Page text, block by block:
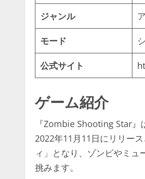
ジャンル
モード
公式サイト
ゲーム紹介
『Zombie Shooting Star
2022年11月11日にリリー
ィ」となり、ゾンビやミ
挑みます。​